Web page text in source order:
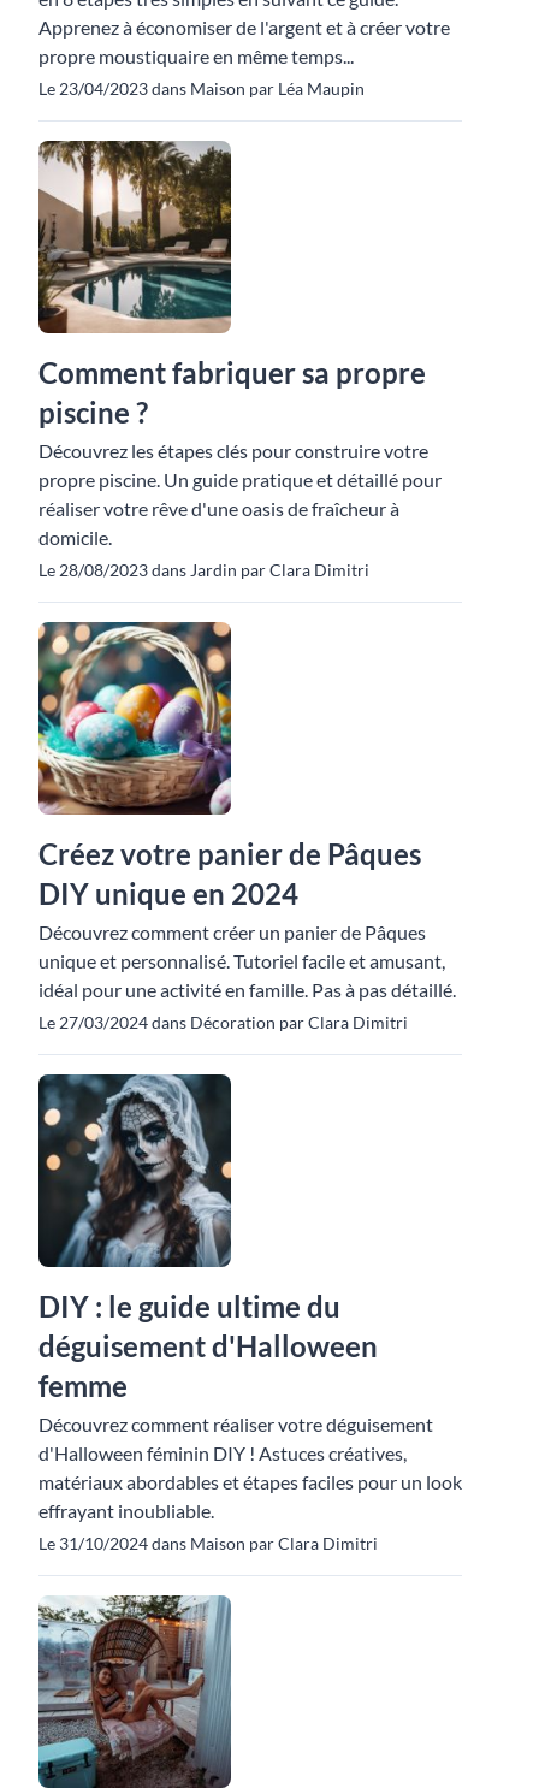
Apprenez à économiser de l'argent et à créer votre
propre moustiquaire en même temps...
Le 23/04/2023 dans Maison par Léa Maupin
Comment fabriquer sa propre
piscine ?
Découvrez les étapes clés pour construire votre
propre piscine. Un guide pratique et détaillé pour
réaliser votre rêve d'une oasis de fraîcheur à
domicile.
Le 28/08/2023 dans Jardin par Clara Dimitri
Créez votre panier de Pâques
DIY unique en 2024
Découvrez comment créer un panier de Pâques
unique et personnalisé. Tutoriel facile et amusant,
idéal pour une activité en famille. Pas à pas détaillé.
Le 27/03/2024 dans Décoration par Clara Dimitri
DIY : le guide ultime du
déguisement d'Halloween
femme
Découvrez comment réaliser votre déguisement
d'Halloween féminin DIY ! Astuces créatives,
matériaux abordables et étapes faciles pour un look
effrayant inoubliable.
Le 31/10/2024 dans Maison par Clara Dimitri